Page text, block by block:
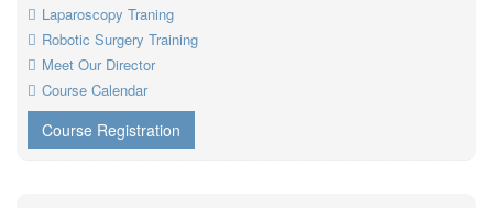
Laparoscopy Traning
Robotic Surgery Training
Meet Our Director
Course Calendar
Course Registration